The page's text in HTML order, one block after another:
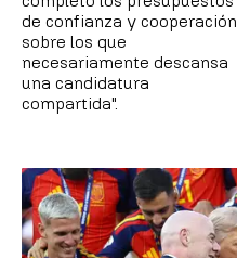
de confianza y cooperación
sobre los que
necesariamente descansa
una candidatura
compartida".